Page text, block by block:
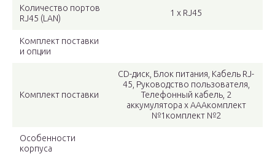
Количество портов
RJ45 (LAN)
1 x RJ45
Комплект поставки
и опции
Комплект поставки
CD-диск, Блок питания, Кабель RJ-
45, Руководство пользователя,
Телефонный кабель, 2
аккумулятора x AAAкомплект
№1комплект №2
Особенности
корпуса